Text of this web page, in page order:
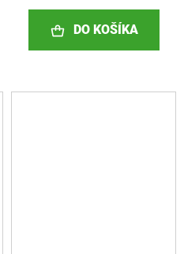
DO KOŠÍKA